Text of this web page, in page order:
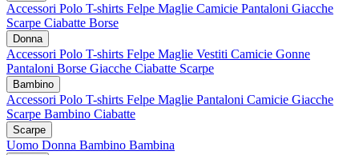
Accessori Polo T-shirts Felpe Maglie Camicie Pantaloni Giacche
Scarpe Ciabatte Borse
Donna
Accessori Polo T-shirts Felpe Maglie Vestiti Camicie Gonne
Pantaloni Borse Giacche Ciabatte Scarpe
Bambino
Accessori Polo T-shirts Felpe Maglie Pantaloni Camicie Giacche
Scarpe Bambino Ciabatte
Scarpe
Uomo Donna Bambino Bambina